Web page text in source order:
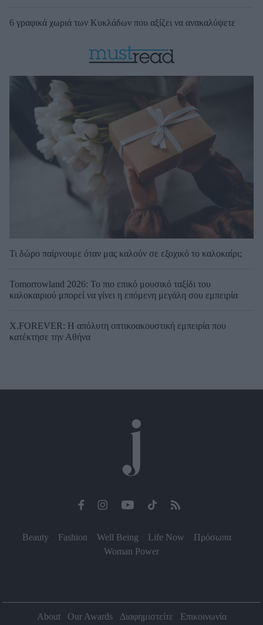
6 γραφικά χωριά των Κυκλάδων που αξίζει να ανακαλύψετε
Τι δώρο παίρνουμε όταν μας καλούν σε εξοχικό το καλοκαίρι;
Tomorrowland 2026: Το πιο επικό μουσικό ταξίδι του
καλοκαιριού μπορεί να γίνει η επόμενη μεγάλη σου εμπειρία
X.FOREVER: Η απόλυτη οπτικοακουστική εμπειρία που
κατέκτησε την Αθήνα
Beauty Fashion Well Being Life Now
Πρόσωπα
Woman Power
About Our Awards Διαφημιστείτε Επικοινωνία